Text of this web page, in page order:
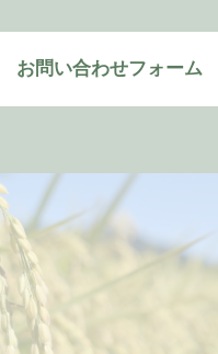
お問い合わせフォーム